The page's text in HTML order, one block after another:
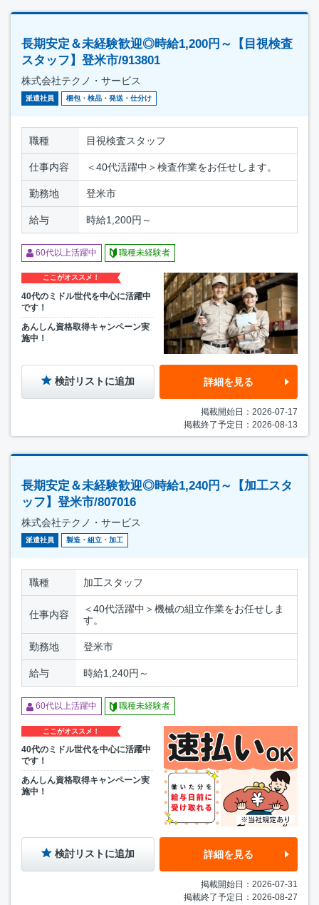
長期安定＆未経験歓迎◎時給1,200円～【目視検査
スタッフ】登米市/913801
株式会社テクノ・サービス
派遣社員 梱包・検品・発送・仕分け
職種 目視検査スタッフ
仕事内容 ＜40代活躍中＞検査作業をお任せします。
勤務地 登米市
給与 時給1,200円～
60代以上活躍中 職種未経験者
ここがオススメ！
40代のミドル世代を中心に活躍中
です！
あんしん資格取得キャンペーン実
施中！
検討リストに追加 詳細を見る
掲載開始日：2026-07-17
掲載終了予定日：2026-08-13
長期安定＆未経験歓迎◎時給1,240円～【加工スタ
ッフ】登米市/807016
株式会社テクノ・サービス
派遣社員 製造・組立・加工
職種 加工スタッフ
仕事内容
＜40代活躍中＞機械の組立作業をお任せしま
す。
勤務地 登米市
給与 時給1,240円～
60代以上活躍中 職種未経験者
ここがオススメ！
40代のミドル世代を中心に活躍中
です！
あんしん資格取得キャンペーン実
施中！
検討リストに追加 詳細を見る
掲載開始日：2026-07-31
掲載終了予定日：2026-08-27